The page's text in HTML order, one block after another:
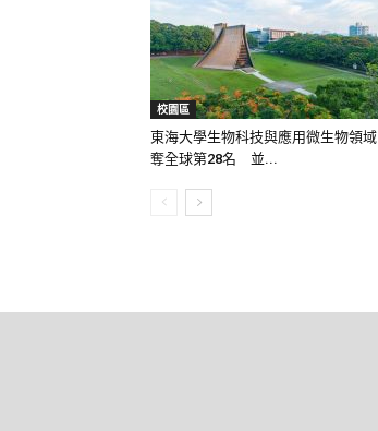
校園區
東海大學生物科技與應用微生物領域
奪全球第28名 並...